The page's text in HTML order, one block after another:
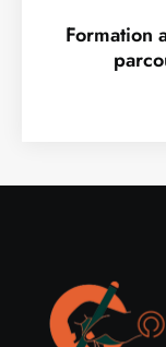
Formation